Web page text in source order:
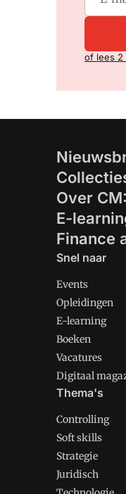
of lees 2
Over CM:
E-
Finance
Snel naar
Events
Opleidingen
E-learning
Boeken
Vacatures
Digitaal
Thema's
Controlling
Soft skills
Strategie
Juridisch